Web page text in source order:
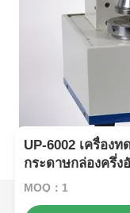
UP-6002 เครื่อง
กระดาษกล่องครึ่ง
ปรับความดันสําหรั
MOQ：1